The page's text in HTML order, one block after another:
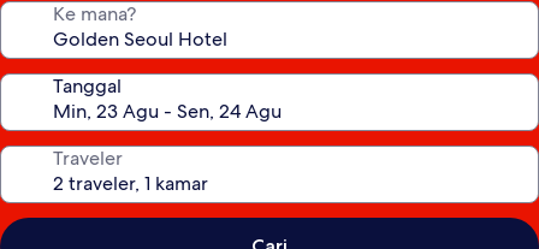
Ke mana?
Tanggal
Traveler